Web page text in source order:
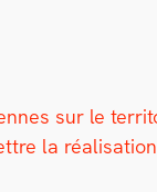
sur le
la